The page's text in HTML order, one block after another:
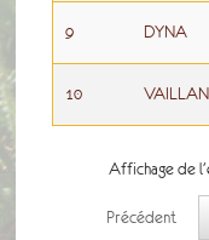
9 DYNA
10
Affichage de
Précédent